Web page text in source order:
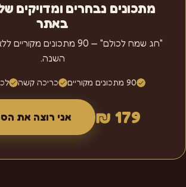
מתכונים נבחרים ומדויקים
באתר
"חג שמח לכולם" — 90 מתכונים
השנה.
90 מתכונים מקוריים כריכה קשה
179 ₪ אני רוצה את